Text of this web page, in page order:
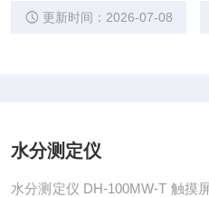
更新时间：2026-07-08
水分测定仪
水分测定仪 DH-100MW-T 触摸屏显示清晰，操作方